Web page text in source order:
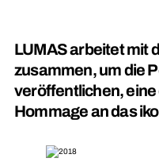
LUMAS arbeitet mit
zusammen, um die
veröffentlichen,
Hommage an das